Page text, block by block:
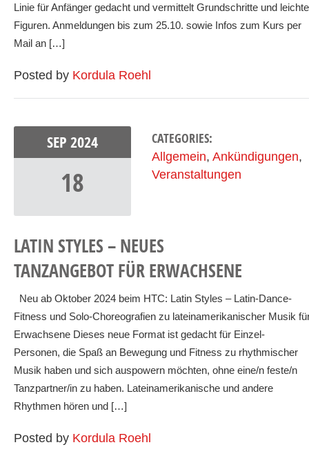
Linie für Anfänger gedacht und vermittelt Grundschritte und leichte
Figuren. Anmeldungen bis zum 25.10. sowie Infos zum Kurs per
Mail an […]
Posted by Kordula Roehl
SEP 2024
18
CATEGORIES:
Allgemein, Ankündigungen,
Veranstaltungen
LATIN STYLES – NEUES
TANZANGEBOT FÜR ERWACHSENE
Neu ab Oktober 2024 beim HTC: Latin Styles – Latin-Dance-
Fitness und Solo-Choreografien zu lateinamerikanischer Musik
Erwachsene Dieses neue Format ist gedacht für Einzel-
Personen, die Spaß an Bewegung und Fitness zu rhythmischer
Musik haben und sich auspowern möchten, ohne eine/n feste/n
Tanzpartner/in zu haben. Lateinamerikanische und andere
Rhythmen hören und […]
Posted by Kordula Roehl